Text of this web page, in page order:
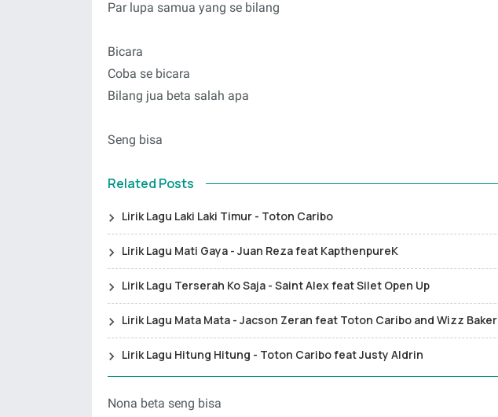
Par lupa samua yang se bilang
Bicara
Coba se bicara
Bilang jua beta salah apa
Seng bisa
Related Posts
Lirik Lagu Laki Laki Timur - Toton Caribo
Lirik Lagu Mati Gaya - Juan Reza feat KapthenpureK
Lirik Lagu Terserah Ko Saja - Saint Alex feat Silet Open Up
Lirik Lagu Mata Mata - Jacson Zeran feat Toton Caribo and Wizz Baker
Lirik Lagu Hitung Hitung - Toton Caribo feat Justy Aldrin
Nona beta seng bisa